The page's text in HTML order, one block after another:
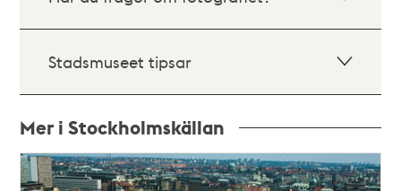
Stadsmuseet tipsar
Mer i Stockholmskällan
Relaterade
poster